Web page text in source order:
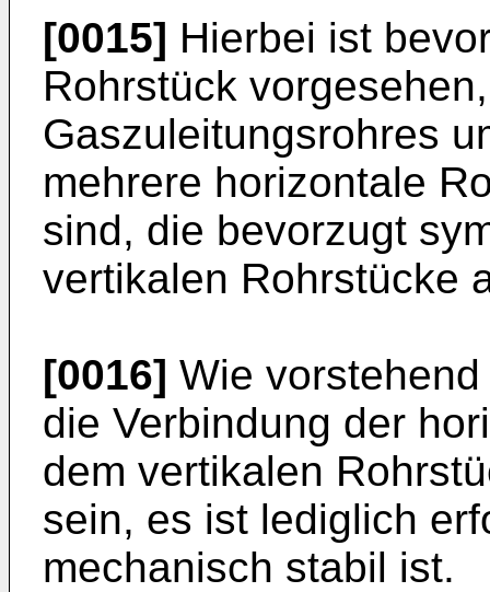
[0015] Hierbei ist
Rohrstück
Gaszuleitungsrohres
mehrere horizontale
sind, die bevorzugt
vertikalen Rohrstücke
[0016] Wie
die Verbindung der
dem vertikalen
sein, es ist lediglich
mechanisch stabil ist.